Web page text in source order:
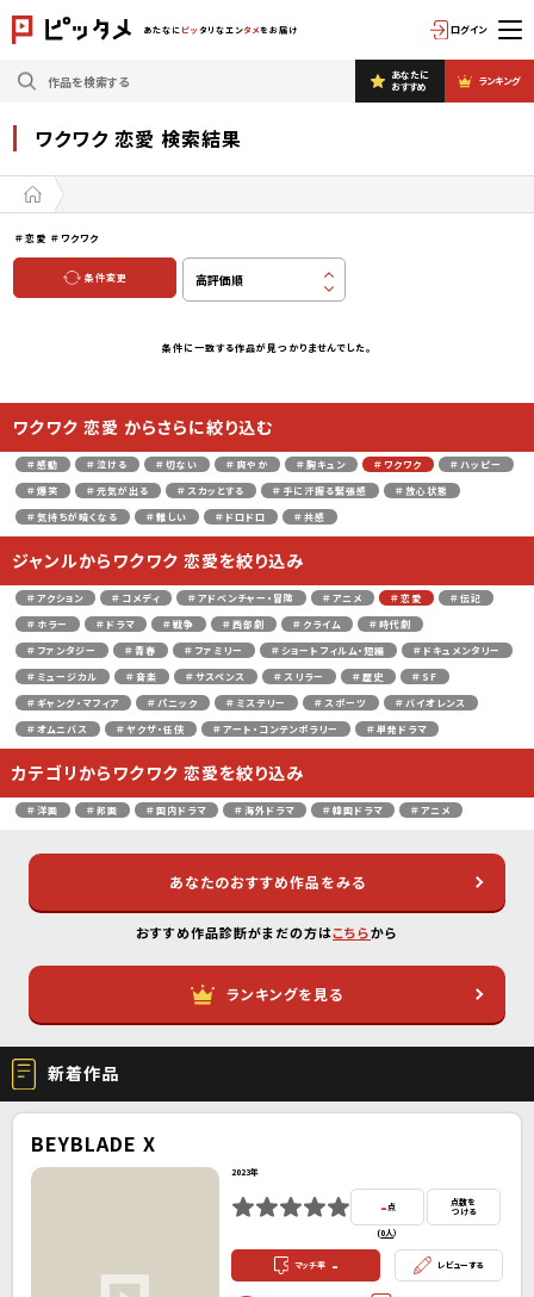
あたなに ピッ タリなエンタメをお届け ログイン
あなたに
おすすめ
ランキング
ワクワク 恋愛 検索結果
＃恋愛 ＃ワクワク
条件変更
条件に一致する作品が見つかりませんでした。
ワクワク 恋愛 からさらに絞り込む
＃感動 ＃泣ける ＃切ない ＃爽やか ＃胸キュン ＃ワクワク
＃ハッピー
＃爆笑
＃元気が出る ＃スカッとする ＃手に汗握る緊張感
＃放心状態
＃気持ちが暗くなる
＃難しい ＃ドロドロ ＃共感
ジャンルからワクワク 恋愛を絞り込み
＃アクション ＃コメディ ＃アドベンチャー・冒険 ＃アニメ ＃恋愛
＃伝記
＃ホラー
＃ドラマ ＃戦争 ＃西部劇 ＃クライム
＃時代劇
＃ファンタジー
＃青春 ＃ファミリー ＃ショートフィルム・短編
＃ドキュメンタリー
＃ミュージカル
＃音楽 ＃サスペンス ＃スリラー ＃歴史
＃SF
＃ギャング・マフィア
＃パニック ＃ミステリー ＃スポーツ
＃バイオレンス
＃オムニバス
＃ヤクザ・任侠 ＃アート・コンテンポラリー ＃単発ドラマ
カテゴリからワクワク 恋愛を絞り込み
＃洋画 ＃邦画 ＃国内ドラマ ＃海外ドラマ ＃韓国ドラマ ＃アニメ
あなたのおすすめ作品をみる
おすすめ作品診断がまだの方はこちらから
ランキングを見る
新着作品
BEYBLADE X
2023年
-点
(0人）
点数を
つける
マッチ率 - レビューする